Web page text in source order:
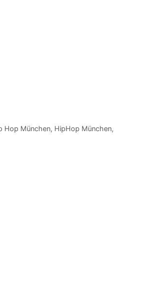
Hop München, HipHop München,